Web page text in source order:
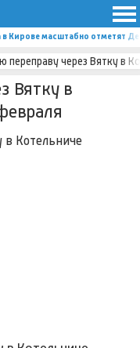
в Кирове масштабно отметят
переправу через Вятку в
Вятку в